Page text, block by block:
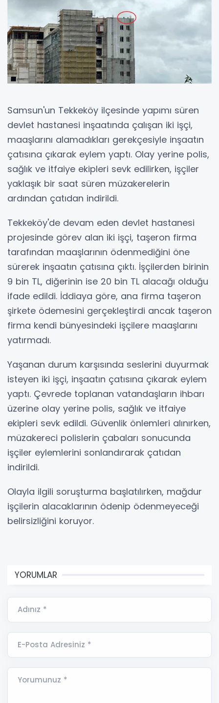
Samsun'un Tekkeköy ilçesinde yapımı süren
devlet hastanesi inşaatında çalışan iki işçi,
maaşlarını alamadıkları gerekçesiyle inşaatın
çatısına çıkarak eylem yaptı. Olay yerine polis,
sağlık ve itfaiye ekipleri sevk edilirken, işçiler
yaklaşık bir saat süren müzakerelerin
ardından çatıdan indirildi.
Tekkeköy'de devam eden devlet hastanesi
projesinde görev alan iki işçi, taşeron firma
tarafından maaşlarının ödenmediğini öne
sürerek inşaatın çatısına çıktı. İşçilerden birinin
9 bin TL, diğerinin ise 20 bin TL alacağı olduğu
ifade edildi. İddiaya göre, ana firma taşeron
şirkete ödemesini gerçekleştirdi ancak taşeron
firma kendi bünyesindeki işçilere maaşlarını
yatırmadı.
Yaşanan durum karşısında seslerini duyurmak
isteyen iki işçi, inşaatın çatısına çıkarak eylem
yaptı. Çevrede toplanan vatandaşların ihbarı
üzerine olay yerine polis, sağlık ve itfaiye
ekipleri sevk edildi. Güvenlik önlemleri alınırken,
müzakereci polislerin çabaları sonucunda
işçiler eylemlerini sonlandırarak çatıdan
indirildi.
Olayla ilgili soruşturma başlatılırken, mağdur
işçilerin alacaklarının ödenip ödenmeyeceği
belirsizliğini koruyor.
YORUMLAR
Adınız *
E-Posta Adresiniz *
Yorumunuz *